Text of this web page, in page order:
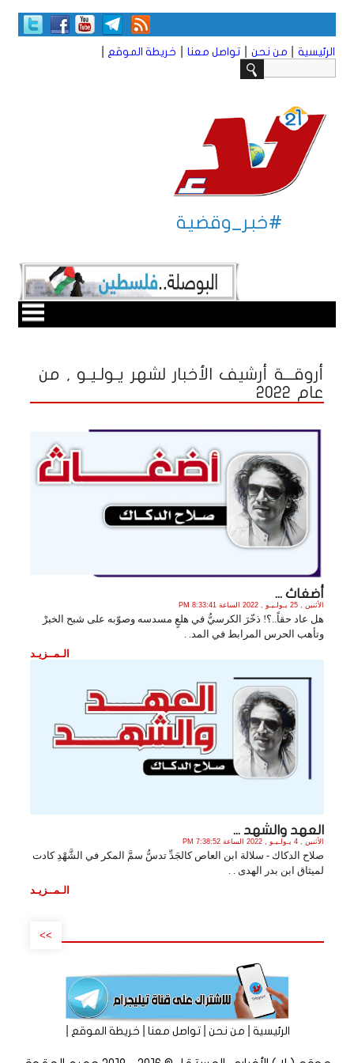
الرئيسية من نحن تواصل معنا خريطة الموقع
#خبر_وقضية
أروقـــة أرشيف الأخبار لشهر يـولـيـو , من
عام 2022
أضغاث ...
الأثنين , 25 يـولـيـو , 2022 الساعة 8:33:41 PM
هل عاد حقاً..؟! ذخّرَ الكرسيُّ في هلعٍ مسدسه وصوّبه على شبح الخبرْ
وتأهب الحرس المرابط في المد. .
الـمــزيـد
العهد والشهد ...
الأثنين , 4 يـولـيـو , 2022 الساعة 7:38:52 PM
صلاح الدكاك - سلالة ابن العاص كالجَدِّ تدسُّ سمَّ المكر في الشَّهْدِ كادت
لميثاق ابن بدر الهدى . .
الـمــزيـد
>>
الرئيسية|من نحن|تواصل معنا|خريطة الموقع